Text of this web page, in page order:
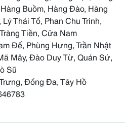
Buồm, Hàng Đào, Hàng
Thái Tổ, Phan Chu Trinh,
Tiền, Cửa Nam
Đế, Phùng Hưng, Trần Nhật
Mây, Đào Duy Từ, Quán Sứ,
Sũ
Đống Đa, Tây Hồ